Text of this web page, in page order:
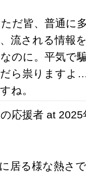
だ皆、普通に
流される情報
のに。平気で
ら祟りますよ
ね。
応援者 at
居る様な熱さ